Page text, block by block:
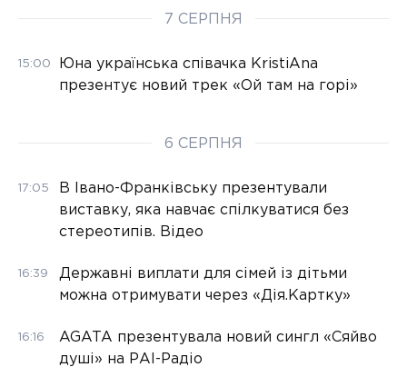
7 СЕРПНЯ
15:00
Юна українська співачка KristiAna
презентує новий трек «Ой там на горі»
6 СЕРПНЯ
17:05
В Івано-Франківську презентували
виставку, яка навчає спілкуватися без
стереотипів. Відео
16:39
Державні виплати для сімей із дітьми
можна отримувати через «Дія.Картку»
16:16
AGATA презентувала новий сингл «Сяйво
душі» на РАІ-Радіо